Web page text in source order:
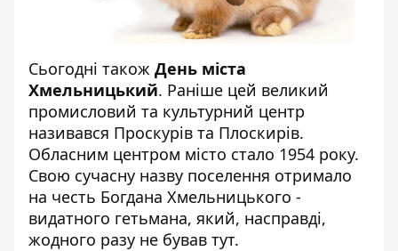
Сьогодні також День міста
Хмельницький. Раніше цей великий
промисловий та культурний центр
називався Проскурів та Плоскирів.
Обласним центром місто стало 1954 року.
Свою сучасну назву поселення отримало
на честь Богдана Хмельницького -
видатного гетьмана, який, насправді,
жодного разу не бував тут.